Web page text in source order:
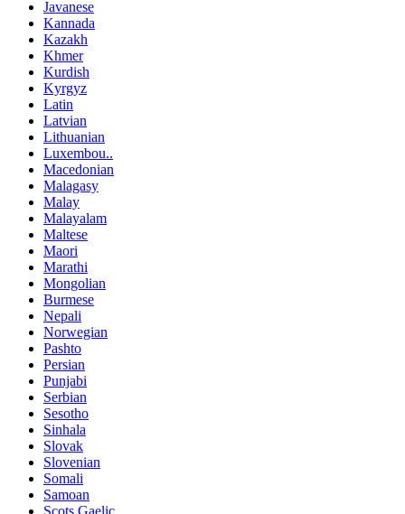
Javanese
Kannada
Kazakh
Khmer
Kurdish
Kyrgyz
Latin
Latvian
Lithuanian
Luxembou..
Macedonian
Malagasy
Malay
Malayalam
Maltese
Maori
Marathi
Mongolian
Burmese
Nepali
Norwegian
Pashto
Persian
Punjabi
Serbian
Sesotho
Sinhala
Slovak
Slovenian
Somali
Samoan
Scots Gaelic